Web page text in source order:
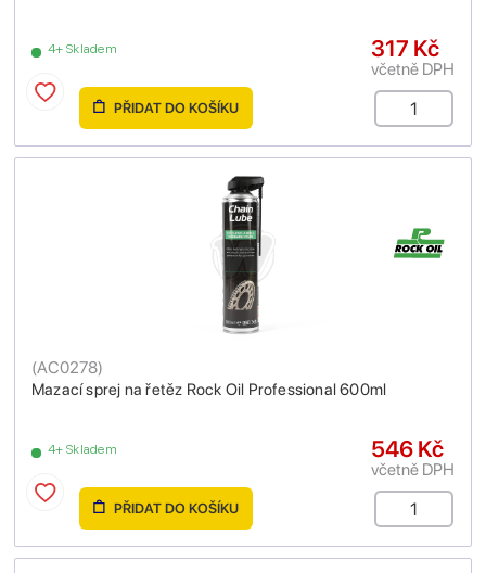
4+ Skladem 317 Kč
včetně DPH
PŘIDAT DO KOŠÍKU
Mazací sprej na řetěz Rock Oil Professional 600ml
(AC0278)
4+ Skladem 546 Kč
včetně DPH
PŘIDAT DO KOŠÍKU